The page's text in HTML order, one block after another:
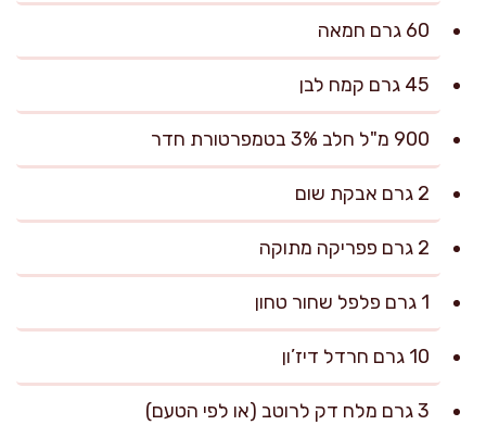
60 גרם חמאה
45 גרם קמח לבן
900 מ"ל חלב 3% בטמפרטורת חדר
2 גרם אבקת שום
2 גרם פפריקה מתוקה
1 גרם פלפל שחור טחון
10 גרם חרדל דיז’ון
3 גרם מלח דק לרוטב (או לפי הטעם)